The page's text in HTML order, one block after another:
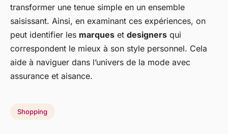
transformer une tenue simple en un ensemble
saisissant. Ainsi, en examinant ces expériences, on
peut identifier les marques et designers qui
correspondent le mieux à son style personnel. Cela
aide à naviguer dans l’univers de la mode avec
assurance et aisance.
Shopping